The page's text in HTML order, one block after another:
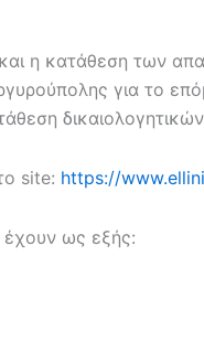
η κατάθεση των
για το
site: https://
έχουν ως εξής: